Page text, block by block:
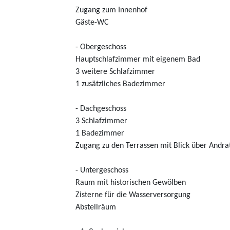
Zugang zum Innenhof
Gäste-WC
- Obergeschoss
Hauptschlafzimmer mit eigenem Bad
3 weitere Schlafzimmer
1 zusätzliches Badezimmer
- Dachgeschoss
3 Schlafzimmer
1 Badezimmer
Zugang zu den Terrassen mit Blick über
- Untergeschoss
Raum mit historischen Gewölben
Zisterne für die Wasserversorgung
Abstellräum